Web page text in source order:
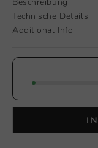
Technische Details
Additional Info